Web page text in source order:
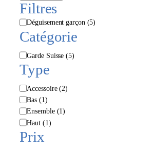
Filtres
M
a
r
q
u
e
Déguisement garçon (5)
Catégorie
C
a
é
g
o
r
i
Garde Suisse(5)
Type
É
t
i
q
u
Accessoire(2)
Bas(1)
Ensemble (1)
Haut (1)
Prix